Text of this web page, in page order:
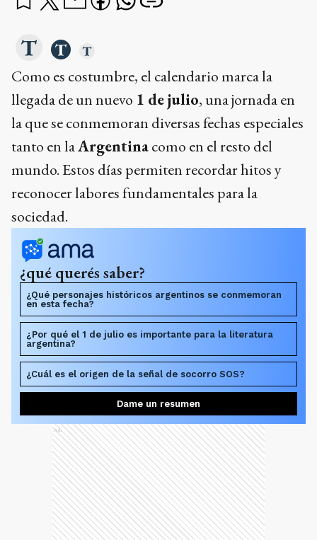
Como es costumbre, el calendario marca la
llegada de un nuevo 1 de julio, una jornada en
la que se conmemoran diversas fechas especiales
tanto en laArgentinacomo en el resto del
mundo. Estos días permiten recordar hitos y
reconocer labores fundamentales para la
sociedad.
¿qué querés saber?
¿Qué personajes históricos argentinos se conmemoran
en esta fecha?
¿Por qué el 1 de julio es importante para la literatura
argentina?
¿Cuál es el origen de la señal de socorro SOS?
Dame un resumen
Ads